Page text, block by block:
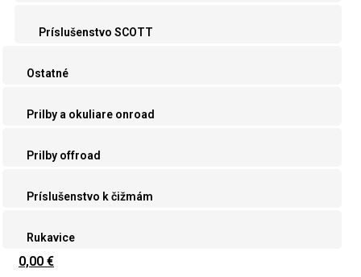
Príslušenstvo SCOTT
Ostatné
Prilby a okuliare onroad
Prilby offroad
Príslušenstvo k čižmám
Rukavice
0,00 €